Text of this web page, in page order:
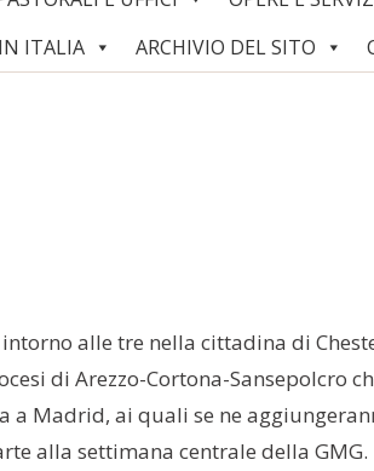
ITALIA
ARCHIVIO DEL SITO
alle tre nella cittadina di
di Arezzo-Cortona-Sansepolcro
a Madrid, ai quali se ne
alla settimana centrale della GMG.